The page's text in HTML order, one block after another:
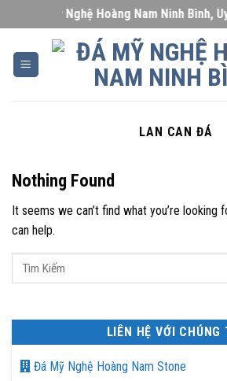
to
content
Đá Mỹ Nghệ Hoàng Nam Ninh Bình,
LAN CAN ĐÁ
LIÊN HỆ VỚI CHÚNG
Đá Mỹ Nghệ Hoàng Nam Stone
Nothing Found
It seems we can’t find what you’re looking
can help.